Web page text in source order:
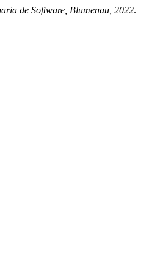
de Software, Blumenau, 2022.